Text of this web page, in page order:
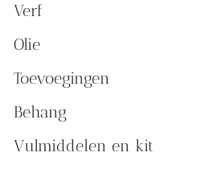
Verf
Olie
Toevoegingen
Behang
Vulmiddelen en kit